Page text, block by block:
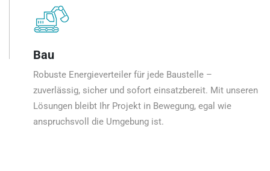
Bau
Robuste Energieverteiler für jede Baustelle –
zuverlässig, sicher und sofort einsatzbereit. Mit unseren
Lösungen bleibt Ihr Projekt in Bewegung, egal wie
anspruchsvoll die Umgebung ist.